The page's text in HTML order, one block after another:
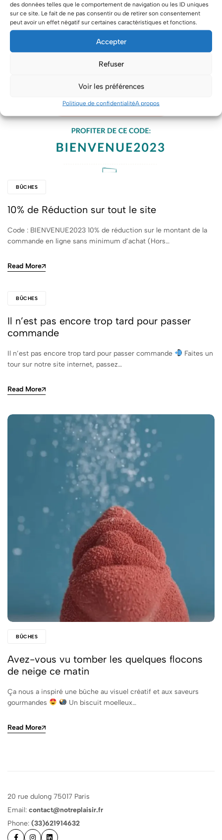
des données telles que le comportement de navigation ou les ID uniques
sur ce site. Le fait de ne pas consentir ou de retirer son consentement
peut avoir un effet négatif sur certaines caractéristiques et fonctions.
Accepter
Refuser
Voir les préférences
Politique de confidentialitéA propos
BÛCHES
10% de Réduction sur tout le site
Code : BIENVENUE2023 10% de réduction sur le montant de la
commande en ligne sans minimum d’achat (Hors…
Read More
BÛCHES
Il n’est pas encore trop tard pour passer
commande
Il n’est pas encore trop tard pour passer commande
Faites un
tour sur notre site internet, passez…
Read More
BÛCHES
Avez-vous vu tomber les quelques flocons
de neige ce matin
Ça nous a inspiré une bûche au visuel créatif et aux saveurs
gourmandes
Un biscuit moelleux…
Read More
20 rue dulong 75017 Paris
Email: contact@notreplaisir.fr
Phone: (33)621914632